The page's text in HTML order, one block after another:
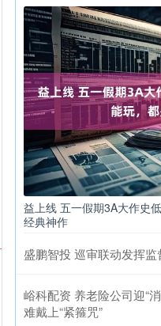
益上线 五一假期3A大作史
经典神作
盛鹏智投 巡审联动发挥监
峪科配资 养老险公司迎“
难戴上“紧箍咒”